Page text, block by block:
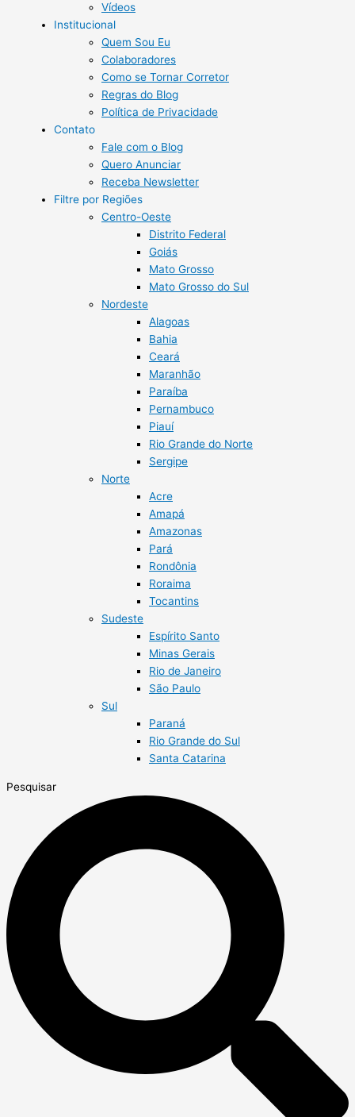
Vídeos
Institucional
Quem Sou Eu
Colaboradores
Como se Tornar Corretor
Regras do Blog
Política de Privacidade
Contato
Fale com o Blog
Quero Anunciar
Receba Newsletter
Filtre por Regiões
Centro-Oeste
Distrito Federal
Goiás
Mato Grosso
Mato Grosso do Sul
Nordeste
Alagoas
Bahia
Ceará
Maranhão
Paraíba
Pernambuco
Piauí
Rio Grande do Norte
Sergipe
Norte
Acre
Amapá
Amazonas
Pará
Rondônia
Roraima
Tocantins
Sudeste
Espírito Santo
Minas Gerais
Rio de Janeiro
São Paulo
Sul
Paraná
Rio Grande do Sul
Santa Catarina
Pesquisar